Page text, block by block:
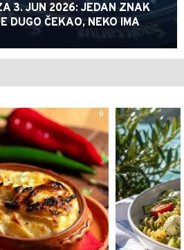
3. JUN 2026: JEDAN ZNAK
DUGO ČEKAO, NEKO IMA
0